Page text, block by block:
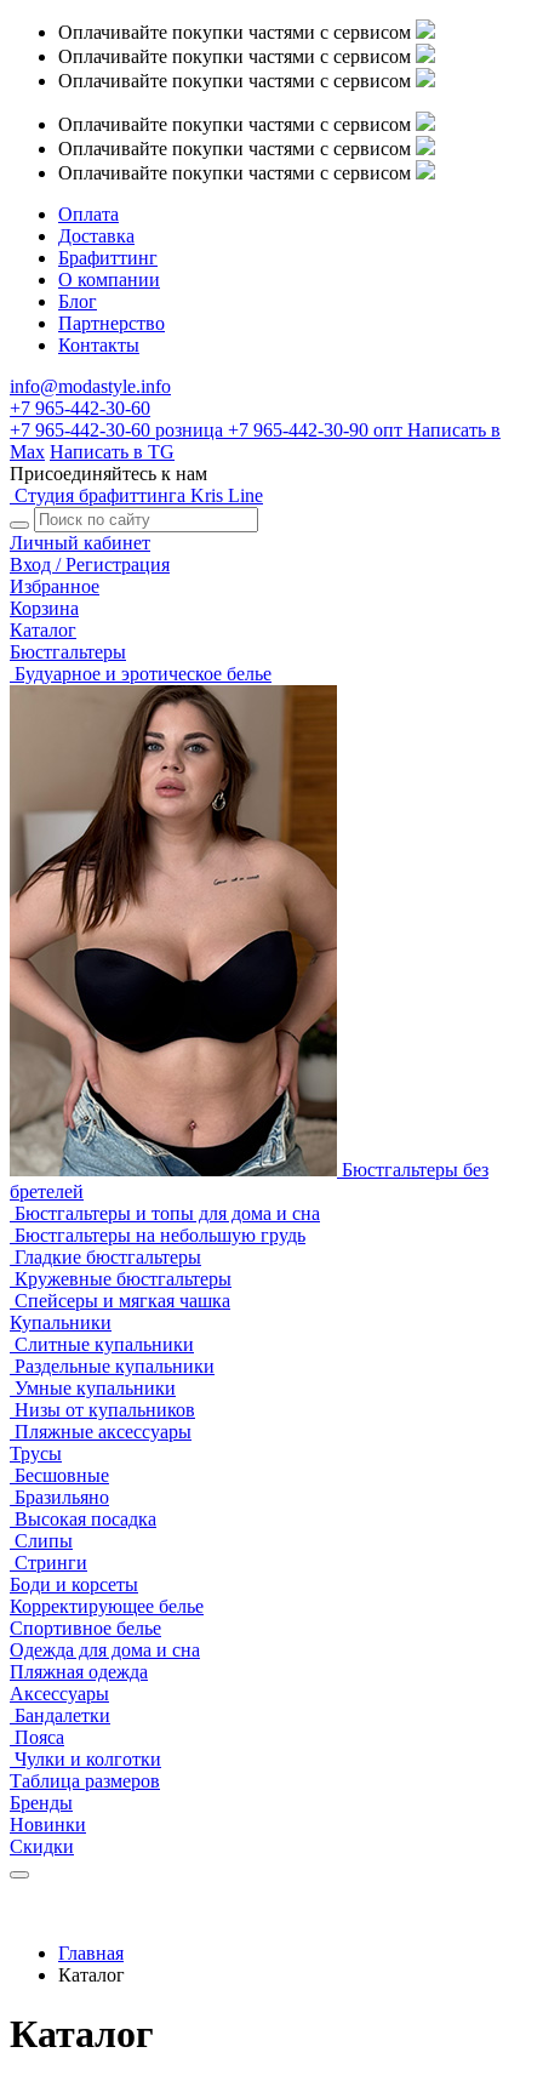
Оплачивайте покупки частями с сервисом
Оплачивайте покупки частями с сервисом
Оплачивайте покупки частями с сервисом
Оплачивайте покупки частями с сервисом
Оплачивайте покупки частями с сервисом
Оплачивайте покупки частями с сервисом
Оплата
Доставка
Брафиттинг
О компании
Блог
Партнерство
Контакты
info@modastyle.info
+7 965-442-30-60
+7 965-442-30-60 розница +7 965-442-30-90 опт Написать в
Max Написать в TG
Присоединяйтесь к нам
Студия брафиттинга Kris Line
Личный кабинет
Вход / Регистрация
Избранное
Корзина
Каталог
Бюстгальтеры
Будуарное и эротическое белье
Бюстгальтеры без
бретелей
Бюстгальтеры и топы для дома и сна
Бюстгальтеры на небольшую грудь
Гладкие бюстгальтеры
Кружевные бюстгальтеры
Спейсеры и мягкая чашка
Купальники
Слитные купальники
Раздельные купальники
Умные купальники
Низы от купальников
Пляжные аксессуары
Трусы
Бесшовные
Бразильяно
Высокая посадка
Слипы
Стринги
Боди и корсеты
Корректирующее белье
Спортивное белье
Одежда для дома и сна
Пляжная одежда
Аксессуары
Бандалетки
Пояса
Чулки и колготки
Таблица размеров
Бренды
Новинки
Скидки
Главная
Каталог
Каталог